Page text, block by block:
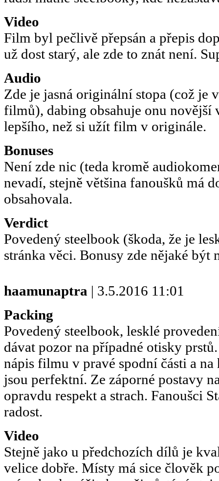
Video
Film byl pečlivě přepsán a přepis
už dost starý, ale zde to znát není.
Audio
Zde je jasná originální stopa (což je
filmů), dabing obsahuje onu novější
lepšího, než si užít film v originále.
Bonuses
Není zde nic (teda kromě
nevadí, stejně většina fanoušků má
obsahovala.
Verdict
Povedený steelbook (škoda, že je
stránka věci. Bonusy zde nějaké být
haamunaptra | 3.5.2016 11:01
Packing
Povedený steelbook, lesklé
dávat pozor na případné otisky
nápis filmu v pravé spodní části a
jsou perfektní. Ze záporné postavy
opravdu respekt a strach. Fanoušci
radost.
Video
Stejně jako u předchozích dílů je
velice dobře. Místy má sice člověk